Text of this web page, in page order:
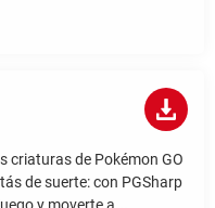
criaturas de Pokémon GO
de suerte: con PGSharp